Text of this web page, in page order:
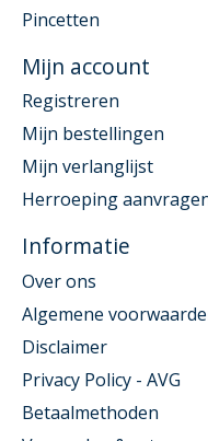
Pincetten
Mijn account
Registreren
Mijn bestellingen
Mijn verlanglijst
Herroeping
Informatie
Over ons
Algemene
Disclaimer
Privacy Policy - AVG
Betaalmethoden